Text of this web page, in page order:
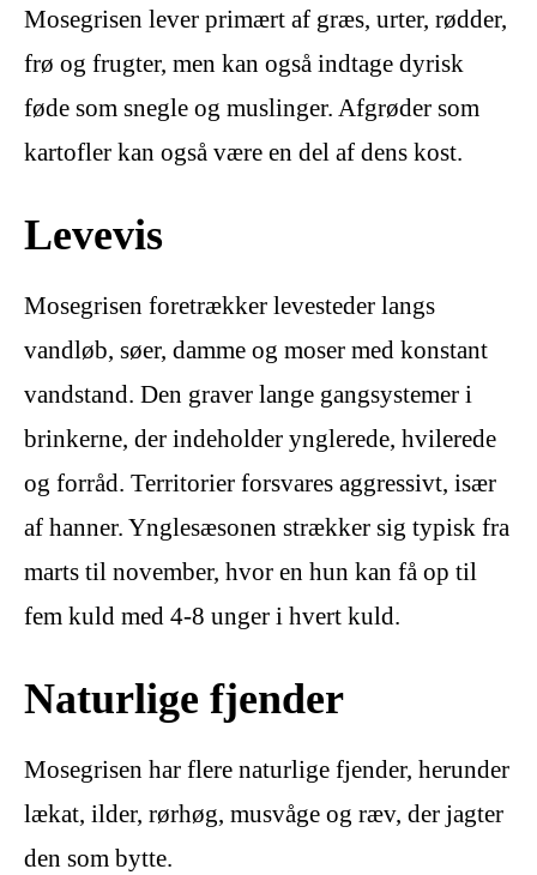
Mosegrisen lever primært af græs, urter, rødder,
frø og frugter, men kan også indtage dyrisk
føde som snegle og muslinger. Afgrøder som
kartofler kan også være en del af dens kost.
Levevis
Mosegrisen foretrækker levesteder langs
vandløb, søer, damme og moser med konstant
vandstand. Den graver lange gangsystemer i
brinkerne, der indeholder ynglerede, hvilerede
og forråd. Territorier forsvares aggressivt, især
af hanner. Ynglesæsonen strækker sig typisk fra
marts til november, hvor en hun kan få op til
fem kuld med 4-8 unger i hvert kuld.
Naturlige fjender
Mosegrisen har flere naturlige fjender, herunder
lækat, ilder, rørhøg, musvåge og ræv, der jagter
den som bytte.